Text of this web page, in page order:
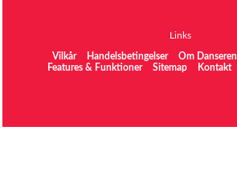
Links
Vilkår Handelsbetingelser Om Danseren
Features & Funktioner
Sitemap Kontakt